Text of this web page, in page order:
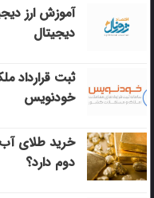
آموزش ارز
دیجیتال
ثبت قرارداد
خودنویس
خرید طلای
دوم دارد؟